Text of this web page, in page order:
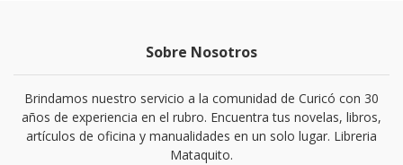
Sobre Nosotros
Brindamos nuestro servicio a la comunidad de Curicó con 30
años de experiencia en el rubro. Encuentra tus novelas, libros,
artículos de oficina y manualidades en un solo lugar. Libreria
Mataquito.